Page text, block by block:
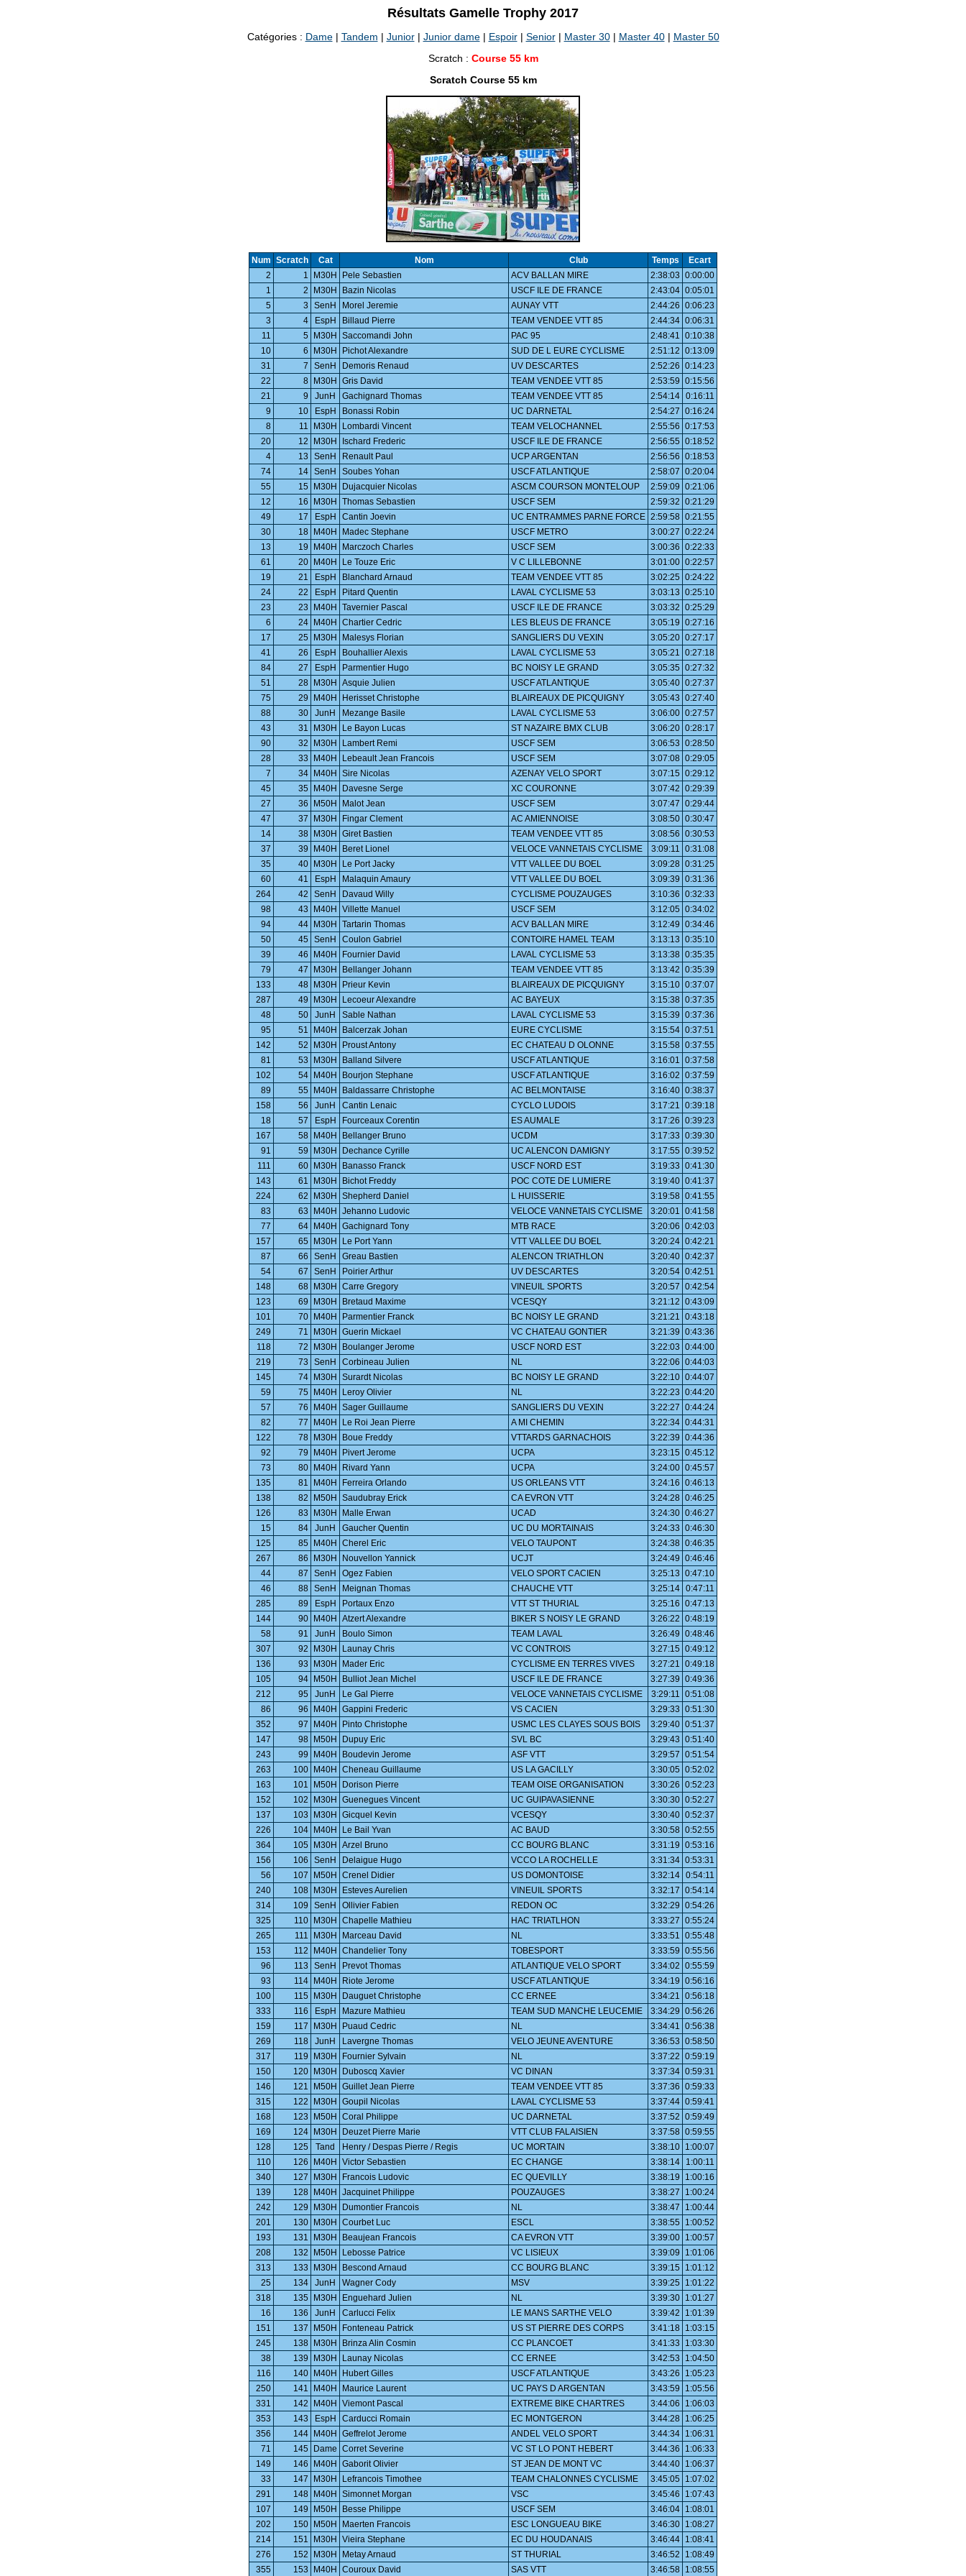
Résultats Gamelle Trophy 2017
Catégories : Dame| Tandem | Junior| Junior dame| Espoir| Senior| Master 30| Master 40| Master 50
Scratch : Course 55 km
Scratch Course 55 km
Num Scratch Cat Nom Club Temps
Ecart
2
1 M30H Pele Sebastien ACV BALLAN MIRE 2:38:03 0:00:00
1
2 M30H Bazin Nicolas USCF ILE DE FRANCE 2:43:04 0:05:01
5
3 SenH Morel Jeremie AUNAY VTT 2:44:26 0:06:23
3
4 EspH Billaud Pierre TEAM VENDEE VTT 85 2:44:34 0:06:31
11
5 M30H Saccomandi John PAC 95 2:48:41 0:10:38
10
6 M30H Pichot Alexandre SUD DE L EURE CYCLISME 2:51:12 0:13:09
31
7 SenH Demoris Renaud UV DESCARTES 2:52:26 0:14:23
22
8 M30H Gris David TEAM VENDEE VTT 85 2:53:59 0:15:56
21
9 JunH Gachignard Thomas TEAM VENDEE VTT 85 2:54:14 0:16:11
9
10 EspH Bonassi Robin UC DARNETAL 2:54:27 0:16:24
8
11 M30H Lombardi Vincent TEAM VELOCHANNEL 2:55:56 0:17:53
20
12 M30H Ischard Frederic USCF ILE DE FRANCE 2:56:55 0:18:52
4
13 SenH Renault Paul UCP ARGENTAN 2:56:56 0:18:53
74
14 SenH Soubes Yohan USCF ATLANTIQUE 2:58:07 0:20:04
55
15 M30H Dujacquier Nicolas ASCM COURSON MONTELOUP 2:59:09 0:21:06
12
16 M30H Thomas Sebastien USCF SEM 2:59:32 0:21:29
49
17 EspH Cantin Joevin UC ENTRAMMES PARNE FORCE 2:59:58 0:21:55
30
18 M40H Madec Stephane USCF METRO 3:00:27 0:22:24
13
19 M40H Marczoch Charles USCF SEM 3:00:36 0:22:33
61
20 M40H Le Touze Eric V C LILLEBONNE 3:01:00 0:22:57
19
21 EspH Blanchard Arnaud TEAM VENDEE VTT 85 3:02:25 0:24:22
24
22 EspH Pitard Quentin LAVAL CYCLISME 53 3:03:13 0:25:10
23
23 M40H Tavernier Pascal USCF ILE DE FRANCE 3:03:32 0:25:29
6
24 M40H Chartier Cedric LES BLEUS DE FRANCE 3:05:19 0:27:16
17
25 M30H Malesys Florian SANGLIERS DU VEXIN 3:05:20 0:27:17
41
26 EspH Bouhallier Alexis LAVAL CYCLISME 53 3:05:21 0:27:18
84
27 EspH Parmentier Hugo BC NOISY LE GRAND 3:05:35 0:27:32
51
28 M30H Asquie Julien USCF ATLANTIQUE 3:05:40 0:27:37
75
29 M40H Herisset Christophe BLAIREAUX DE PICQUIGNY 3:05:43 0:27:40
88
30 JunH Mezange Basile LAVAL CYCLISME 53 3:06:00 0:27:57
43
31 M30H Le Bayon Lucas ST NAZAIRE BMX CLUB 3:06:20 0:28:17
90
32 M30H Lambert Remi USCF SEM 3:06:53 0:28:50
28
33 M40H Lebeault Jean Francois USCF SEM 3:07:08 0:29:05
7
34 M40H Sire Nicolas AZENAY VELO SPORT 3:07:15 0:29:12
45
35 M40H Davesne Serge XC COURONNE 3:07:42 0:29:39
27
36 M50H Malot Jean USCF SEM 3:07:47 0:29:44
47
37 M30H Fingar Clement AC AMIENNOISE 3:08:50 0:30:47
14
38 M30H Giret Bastien TEAM VENDEE VTT 85 3:08:56 0:30:53
37
39 M40H Beret Lionel VELOCE VANNETAIS CYCLISME 3:09:11 0:31:08
35
40 M30H Le Port Jacky VTT VALLEE DU BOEL 3:09:28 0:31:25
60
41 EspH Malaquin Amaury VTT VALLEE DU BOEL 3:09:39 0:31:36
264
42 SenH Davaud Willy CYCLISME POUZAUGES 3:10:36 0:32:33
98
43 M40H Villette Manuel USCF SEM 3:12:05 0:34:02
94
44 M30H Tartarin Thomas ACV BALLAN MIRE 3:12:49 0:34:46
50
45 SenH Coulon Gabriel CONTOIRE HAMEL TEAM 3:13:13 0:35:10
39
46 M40H Fournier David LAVAL CYCLISME 53 3:13:38 0:35:35
79
47 M30H Bellanger Johann TEAM VENDEE VTT 85 3:13:42 0:35:39
133
48 M30H Prieur Kevin BLAIREAUX DE PICQUIGNY 3:15:10 0:37:07
287
49 M30H Lecoeur Alexandre AC BAYEUX 3:15:38 0:37:35
48
50 JunH Sable Nathan LAVAL CYCLISME 53 3:15:39 0:37:36
95
51 M40H Balcerzak Johan EURE CYCLISME 3:15:54 0:37:51
142
52 M30H Proust Antony EC CHATEAU D OLONNE 3:15:58 0:37:55
81
53 M30H Balland Silvere USCF ATLANTIQUE 3:16:01 0:37:58
102
54 M40H Bourjon Stephane USCF ATLANTIQUE 3:16:02 0:37:59
89
55 M40H Baldassarre Christophe AC BELMONTAISE 3:16:40 0:38:37
158
56 JunH Cantin Lenaic CYCLO LUDOIS 3:17:21 0:39:18
18
57 EspH Fourceaux Corentin ES AUMALE 3:17:26 0:39:23
167
58 M40H Bellanger Bruno UCDM 3:17:33 0:39:30
91
59 M30H Dechance Cyrille UC ALENCON DAMIGNY 3:17:55 0:39:52
111
60 M30H Banasso Franck USCF NORD EST 3:19:33 0:41:30
143
61 M30H Bichot Freddy POC COTE DE LUMIERE 3:19:40 0:41:37
224
62 M30H Shepherd Daniel L HUISSERIE 3:19:58 0:41:55
83
63 M40H Jehanno Ludovic VELOCE VANNETAIS CYCLISME 3:20:01 0:41:58
77
64 M40H Gachignard Tony MTB RACE 3:20:06 0:42:03
157
65 M30H Le Port Yann VTT VALLEE DU BOEL 3:20:24 0:42:21
87
66 SenH Greau Bastien ALENCON TRIATHLON 3:20:40 0:42:37
54
67 SenH Poirier Arthur UV DESCARTES 3:20:54 0:42:51
148
68 M30H Carre Gregory VINEUIL SPORTS 3:20:57 0:42:54
123
69 M30H Bretaud Maxime VCESQY 3:21:12 0:43:09
101
70 M40H Parmentier Franck BC NOISY LE GRAND 3:21:21 0:43:18
249
71 M30H Guerin Mickael VC CHATEAU GONTIER 3:21:39 0:43:36
118
72 M30H Boulanger Jerome USCF NORD EST 3:22:03 0:44:00
219
73 SenH Corbineau Julien NL 3:22:06 0:44:03
145
74 M30H Surardt Nicolas BC NOISY LE GRAND 3:22:10 0:44:07
59
75 M40H Leroy Olivier NL 3:22:23 0:44:20
57
76 M40H Sager Guillaume SANGLIERS DU VEXIN 3:22:27 0:44:24
82
77 M40H Le Roi Jean Pierre A MI CHEMIN 3:22:34 0:44:31
122
78 M30H Boue Freddy VTTARDS GARNACHOIS 3:22:39 0:44:36
92
79 M40H Pivert Jerome UCPA 3:23:15 0:45:12
73
80 M40H Rivard Yann UCPA 3:24:00 0:45:57
135
81 M40H Ferreira Orlando US ORLEANS VTT 3:24:16 0:46:13
138
82 M50H Saudubray Erick CA EVRON VTT 3:24:28 0:46:25
126
83 M30H Malle Erwan UCAD 3:24:30 0:46:27
15
84 JunH Gaucher Quentin UC DU MORTAINAIS 3:24:33 0:46:30
125
85 M40H Cherel Eric VELO TAUPONT 3:24:38 0:46:35
267
86 M30H Nouvellon Yannick UCJT 3:24:49 0:46:46
44
87 SenH Ogez Fabien VELO SPORT CACIEN 3:25:13 0:47:10
46
88 SenH Meignan Thomas CHAUCHE VTT 3:25:14 0:47:11
285
89 EspH Portaux Enzo VTT ST THURIAL 3:25:16 0:47:13
144
90 M40H Atzert Alexandre BIKER S NOISY LE GRAND 3:26:22 0:48:19
58
91 JunH Boulo Simon TEAM LAVAL 3:26:49 0:48:46
307
92 M30H Launay Chris VC CONTROIS 3:27:15 0:49:12
136
93 M30H Mader Eric CYCLISME EN TERRES VIVES 3:27:21 0:49:18
105
94 M50H Bulliot Jean Michel USCF ILE DE FRANCE 3:27:39 0:49:36
212
95 JunH Le Gal Pierre VELOCE VANNETAIS CYCLISME 3:29:11 0:51:08
86
96 M40H Gappini Frederic VS CACIEN 3:29:33 0:51:30
352
97 M40H Pinto Christophe USMC LES CLAYES SOUS BOIS 3:29:40 0:51:37
147
98 M50H Dupuy Eric SVL BC 3:29:43 0:51:40
243
99 M40H Boudevin Jerome ASF VTT 3:29:57 0:51:54
263
100 M40H Cheneau Guillaume US LA GACILLY 3:30:05 0:52:02
163
101 M50H Dorison Pierre TEAM OISE ORGANISATION 3:30:26 0:52:23
152
102 M30H Guenegues Vincent UC GUIPAVASIENNE 3:30:30 0:52:27
137
103 M30H Gicquel Kevin VCESQY 3:30:40 0:52:37
226
104 M40H Le Bail Yvan AC BAUD 3:30:58 0:52:55
364
105 M30H Arzel Bruno CC BOURG BLANC 3:31:19 0:53:16
156
106 SenH Delaigue Hugo VCCO LA ROCHELLE 3:31:34 0:53:31
56
107 M50H Crenel Didier US DOMONTOISE 3:32:14 0:54:11
240
108 M30H Esteves Aurelien VINEUIL SPORTS 3:32:17 0:54:14
314
109 SenH Ollivier Fabien REDON OC 3:32:29 0:54:26
325
110 M30H Chapelle Mathieu HAC TRIATLHON 3:33:27 0:55:24
265
111 M30H Marceau David NL 3:33:51 0:55:48
153
112 M40H Chandelier Tony TOBESPORT 3:33:59 0:55:56
96
113 SenH Prevot Thomas ATLANTIQUE VELO SPORT 3:34:02 0:55:59
93
114 M40H Riote Jerome USCF ATLANTIQUE 3:34:19 0:56:16
100
115 M30H Dauguet Christophe CC ERNEE 3:34:21 0:56:18
333
116 EspH Mazure Mathieu TEAM SUD MANCHE LEUCEMIE 3:34:29 0:56:26
159
117 M30H Puaud Cedric NL 3:34:41 0:56:38
269
118 JunH Lavergne Thomas VELO JEUNE AVENTURE 3:36:53 0:58:50
317
119 M30H Fournier Sylvain NL 3:37:22 0:59:19
150
120 M30H Duboscq Xavier VC DINAN 3:37:34 0:59:31
146
121 M50H Guillet Jean Pierre TEAM VENDEE VTT 85 3:37:36 0:59:33
315
122 M30H Goupil Nicolas LAVAL CYCLISME 53 3:37:44 0:59:41
168
123 M50H Coral Philippe UC DARNETAL 3:37:52 0:59:49
169
124 M30H Deuzet Pierre Marie VTT CLUB FALAISIEN 3:37:58 0:59:55
128
125 Tand Henry / Despas Pierre / Regis UC MORTAIN 3:38:10 1:00:07
110
126 M40H Victor Sebastien EC CHANGE 3:38:14
1:00:11
340
127 M30H Francois Ludovic EC QUEVILLY 3:38:19
1:00:16
139
128 M40H Jacquinet Philippe POUZAUGES 3:38:27
1:00:24
242
129 M30H Dumontier Francois NL 3:38:47
1:00:44
201
130 M30H Courbet Luc ESCL 3:38:55 1:00:52
193
131 M30H Beaujean Francois CA EVRON VTT 3:39:00 1:00:57
208
132 M50H Lebosse Patrice VC LISIEUX 3:39:09
1:01:06
313
133 M30H Bescond Arnaud CC BOURG BLANC 3:39:15 1:01:12
25
134 JunH Wagner Cody MSV 3:39:25 1:01:22
318
135 M30H Enguehard Julien NL 3:39:30 1:01:27
16
136 JunH Carlucci Felix LE MANS SARTHE VELO 3:39:42
1:01:39
151
137 M50H Fonteneau Patrick US ST PIERRE DES CORPS 3:41:18 1:03:15
245
138 M30H Brinza Alin Cosmin CC PLANCOET 3:41:33
1:03:30
38
139 M30H Launay Nicolas CC ERNEE 3:42:53
1:04:50
116
140 M40H Hubert Gilles USCF ATLANTIQUE 3:43:26
1:05:23
250
141 M40H Maurice Laurent UC PAYS D ARGENTAN 3:43:59
1:05:56
331
142 M40H Viemont Pascal EXTREME BIKE CHARTRES 3:44:06
1:06:03
353
143 EspH Carducci Romain EC MONTGERON 3:44:28 1:06:25
356
144 M40H Geffrelot Jerome ANDEL VELO SPORT 3:44:34 1:06:31
71
145 Dame Corret Severine VC ST LO PONT HEBERT 3:44:36
1:06:33
149
146 M40H Gaborit Olivier ST JEAN DE MONT VC 3:44:40 1:06:37
33
147 M30H Lefrancois Timothee TEAM CHALONNES CYCLISME 3:45:05 1:07:02
291
148 M40H Simonnet Morgan VSC 3:45:46
1:07:43
107
149 M50H Besse Philippe USCF SEM 3:46:04 1:08:01
202
150 M50H Maerten Francois ESC LONGUEAU BIKE 3:46:30 1:08:27
214
151 M30H Vieira Stephane EC DU HOUDANAIS 3:46:44 1:08:41
276
152 M30H Metay Arnaud ST THURIAL 3:46:52
1:08:49
355
153 M40H Couroux David SAS VTT 3:46:58 1:08:55